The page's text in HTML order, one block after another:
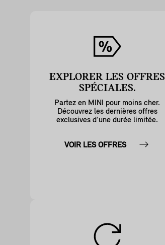
EXPLORER LES OFFRES
SPÉCIALES.
Partez en MINI pour moins cher.
Découvrez les dernières offres
exclusives d’une durée limitée.
VOIR LES OFFRES